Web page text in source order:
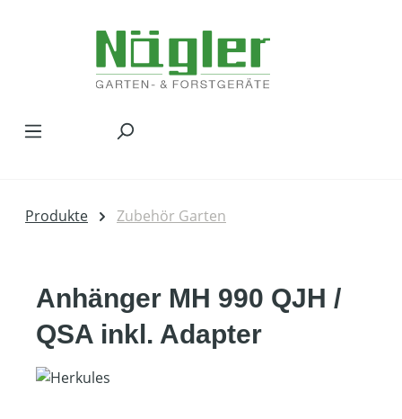
Produkte Zubehör Garten
Anhänger MH 990 QJH /
QSA inkl. Adapter